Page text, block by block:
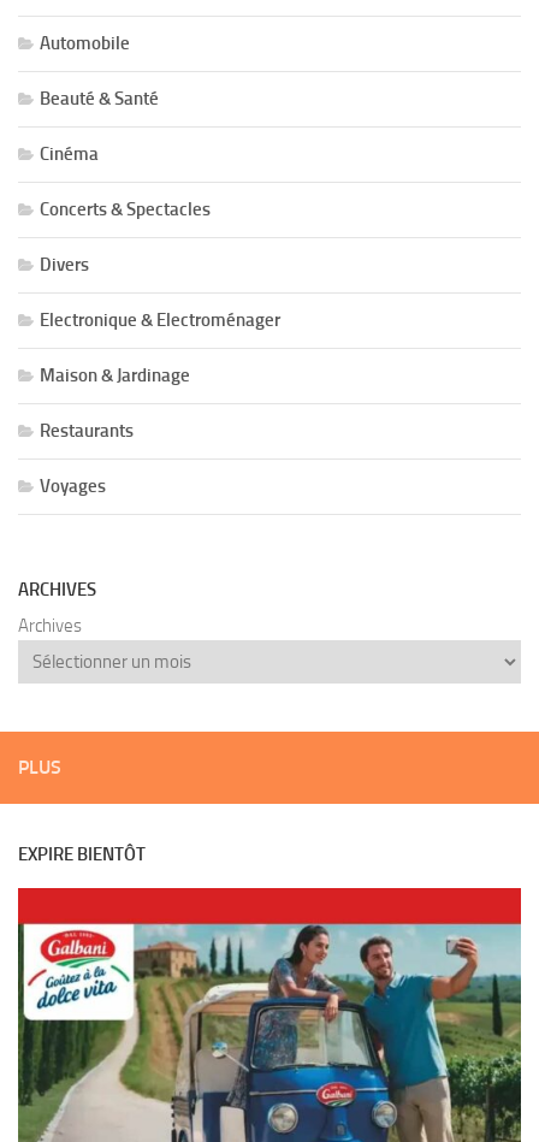
Automobile
Beauté & Santé
Cinéma
Concerts & Spectacles
Divers
Electronique & Electroménager
Maison & Jardinage
Restaurants
Voyages
ARCHIVES
Archives
PLUS
EXPIRE BIENTÔT